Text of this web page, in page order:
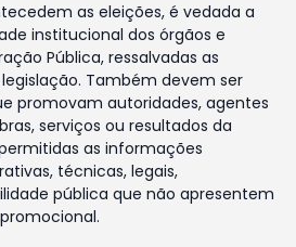
as eleições, é vedada a
institucional dos órgãos e
Pública, ressalvadas as
Também devem ser
promovam autoridades, agentes
serviços ou resultados da
as informações
técnicas, legais,
pública que não apresentem